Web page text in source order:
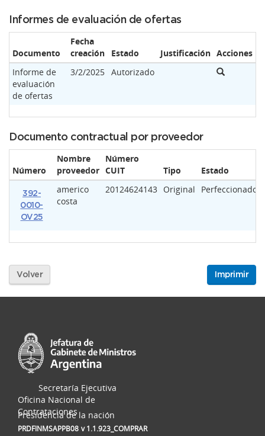
Informes de evaluación de ofertas
Documento
Fecha
creación
Estado Justificación Acciones
Informe de
evaluación
de ofertas
3/2/2025 Autorizado
Documento contractual por proveedor
Número
Nombre
proveedor
Número
CUIT
Tipo Estado
392-
0010-
OV25
americo
costa
20124624143 Original Perfeccionado
Volver Imprimir
Secretaría Ejecutiva
Oficina Nacional de
Contrataciones
Presidencia de la nación
PRDFINMSAPPB08 v 1.1.923_COMPRAR